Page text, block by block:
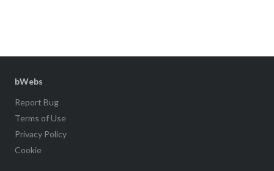
bWebs
Report Bug
Terms of Use
Privacy Policy
Cookie